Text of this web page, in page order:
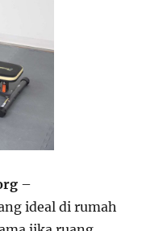
–
ideal di rumah